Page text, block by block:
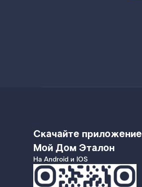
Скачайте приложение
Мой Дом Эталон
На Android и IOS